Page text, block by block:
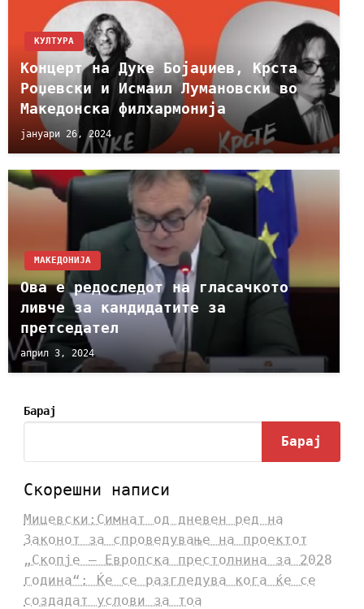
КУЛТУРА
Концерт на Дуке Бојаџиев, Крста
Роџевски и Исмаил Лумановски во
Македонска филхармонија
јануари 26, 2024
МАКЕДОНИЈА
Ова е редоследот на гласачкото
ливче за кандидатите за
претседател
април 3, 2024
Барај
Барај
Скорешни написи
Мицевски:Симнат од дневен ред на
Законот за спроведување на проектот
„Скопје – Европска престолнина за 2028
година“: Ќе се разгледува кога ќе се
создадат услови за тоа